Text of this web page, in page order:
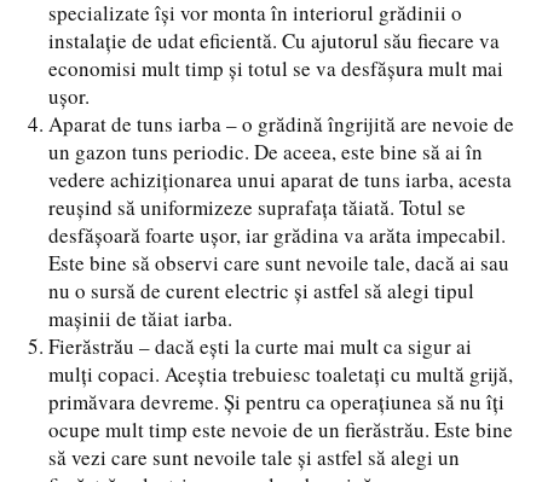
specializate își vor monta în interiorul grădinii o
instalație de udat eficientă. Cu ajutorul său fiecare va
economisi mult timp și totul se va desfășura mult mai
ușor.
Aparat de tuns iarba – o grădină îngrijită are nevoie de
un gazon tuns periodic. De aceea, este bine să ai în
vedere achiziționarea unui aparat de tuns iarba, acesta
reușind să uniformizeze suprafața tăiată. Totul se
desfășoară foarte ușor, iar grădina va arăta impecabil.
Este bine să observi care sunt nevoile tale, dacă ai sau
nu o sursă de curent electric și astfel să alegi tipul
mașinii de tăiat iarba.
Fierăstrău – dacă ești la curte mai mult ca sigur ai
mulți copaci. Aceștia trebuiesc toaletați cu multă grijă,
primăvara devreme. Și pentru ca operațiunea să nu îți
ocupe mult timp este nevoie de un fierăstrău. Este bine
să vezi care sunt nevoile tale și astfel să alegi un